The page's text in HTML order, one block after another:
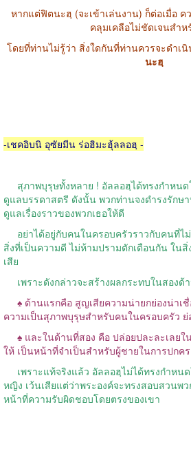
หากแต่ฟิตนะฮฺ (จะเข้าเล่นงาน) ก็ต่อเมื่อ ค
คลุมเคลือไม่ชัดเจนสำ
โดยที่ท่านไม่รู้ว่า สิ่งใดกันที่ท่านควรจะดำเ
นะฮฺ
-เชคอิบนิ อุซัยมีน ร่อฮิมะฮุ้ลลอฮฺ -
สุภาพบุรุษทั้งหลาย ! อัลลอฮฺได้ทรงกำหน
ดูแลบรรดาสตรี ดังนั้น พวกท่านจงดำรงรักษ
ดูแลเรื่องราวของพวกเธอให้ดี
อย่าได้อยู่กับคนในครอบครัวราวกับคนที่ไ
สิ่งที่เป็นความดี ไม่ห้ามปรามตักเตือนกัน ในสิ่
เสีย
เพราะดังกล่าวจะสร้างผลกระทบในสองด้
♠ ด้านแรกคือ สูญเสียความน่ายกย่องน่าเ
ความเป็นสุภาพบุรุษสำหรับคนในครอบครัว ย่
♠ และในด้านที่สอง คือ ปล่อยปละละเลยใ
ให้ เป็นหน้าที่จำเป็นสำหรับผู้ชายในการปกค
เพราะแท้จริงแล้ว อัลลอฮฺไม่ได้ทรงกำหน
หญิง เว้นเสียแต่ว่าพระองค์จะทรงสอบสวนพ
หน้าที่ความรับผิดชอบโดยตรงของเขา